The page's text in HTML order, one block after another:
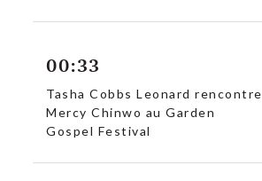
00:33
Tasha Cobbs Leonard rencontre
Mercy Chinwo au Garden
Gospel Festival